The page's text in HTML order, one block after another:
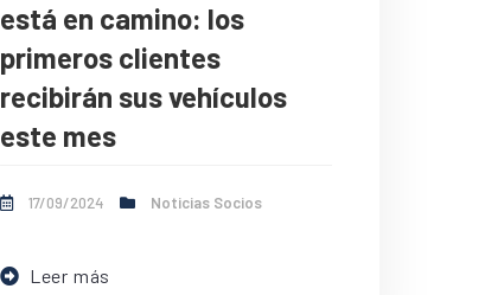
está en camino: los
primeros clientes
recibirán sus vehículos
este mes
17/09/2024 Noticias Socios
Leer más